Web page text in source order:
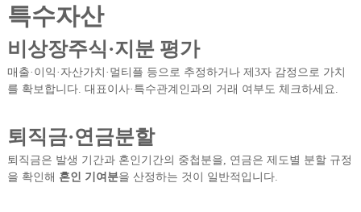
특수자산
비상장주식·지분 평가
매출·이익·자산가치·멀티플 등으로 추정하거나 제3자 감정으로 가치
를 확보합니다. 대표이사·특수관계인과의 거래 여부도 체크하세요.
퇴직금·연금분할
퇴직금은 발생 기간과 혼인기간의 중첩분을, 연금은 제도별 분할 규정
을 확인해 혼인 기여분을 산정하는 것이 일반적입니다.